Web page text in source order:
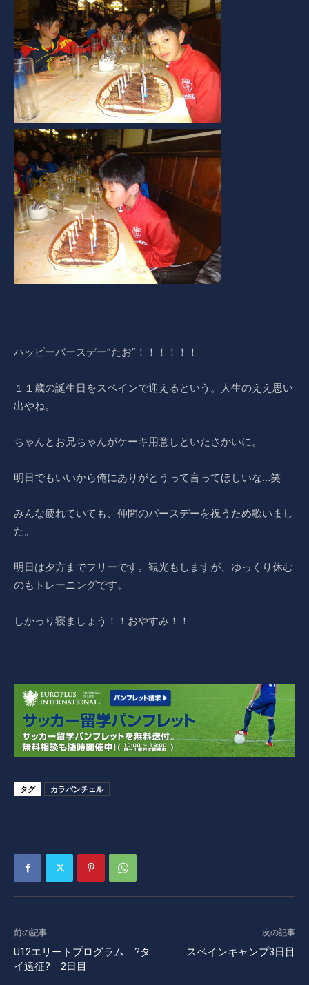
ハッピーバースデー”たお”！！！！！！
１１歳の誕生日をスペインで迎えるという。人生のええ思い
出やね。
ちゃんとお兄ちゃんがケーキ用意しといたさかいに。
明日でもいいから俺にありがとうって言ってほしいな…笑
みんな疲れていても、仲間のバースデーを祝うため歌いまし
た。
明日は夕方までフリーです。観光もしますが、ゆっくり休む
のもトレーニングです。
しかっり寝ましょう！！おやすみ！！
タグ カラバンチェル
前の記事
U12エリートプログラム ?タ
イ遠征? 2日目
次の記事
スペインキャンプ3日目